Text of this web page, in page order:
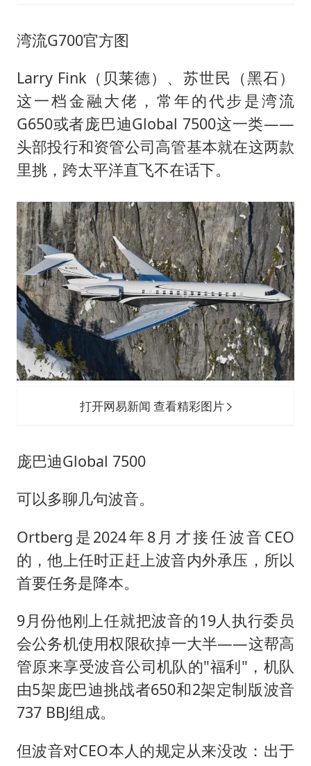
湾流G700官方图
Larry Fink（贝莱德）、苏世民（黑石）
这一档金融大佬，常年的代步是湾流
G650或者庞巴迪Global 7500这一类——
头部投行和资管公司高管基本就在这两款
里挑，跨太平洋直飞不在话下。
打开网易新闻 查看精彩图片
庞巴迪Global 7500
可以多聊几句波音。
Ortberg是2024年8月才接任波音CEO
的，他上任时正赶上波音内外承压，所以
首要任务是降本。
9月份他刚上任就把波音的19人执行委员
会公务机使用权限砍掉一大半——这帮高
管原来享受波音公司机队的"福利"，机队
由5架庞巴迪挑战者650和2架定制版波音
737 BBJ组成。
但波音对CEO本人的规定从来没改：出于